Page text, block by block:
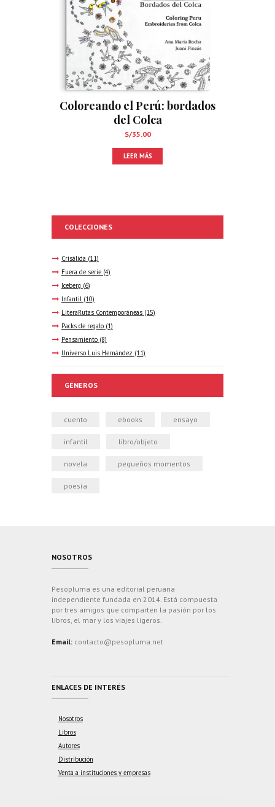
Coloreando el Perú: bordados
del Colca
S/35.00
LEER MÁS
COLECCIONES
Crisálida (11)
Fuera de serie (4)
Iceberg (6)
Infantil (10)
LiteraRutas Contemporáneas (15)
Packs de regalo (1)
Pensamiento (8)
Universo Luis Hernández (11)
GÉNEROS
cuento ebooks ensayo
infantil libro/objeto
novela pequeños momentos
poesía
NOSOTROS
Pesopluma es una editorial peruana
independiente fundada en 2014. Está compuesta
por tres amigos que comparten la pasión por los
libros, el mar y los viajes ligeros.
Email: contacto@pesopluma.net
ENLACES DE INTERÉS
Nosotros
Libros
Autores
Distribución
Venta a instituciones y empresas